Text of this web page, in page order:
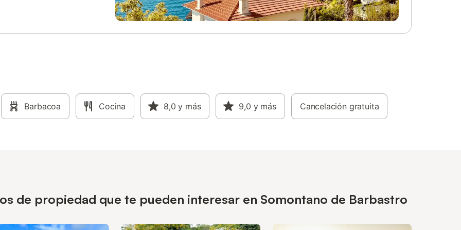
pertenencias. En el exterior, una terraza
ofrece un lugar para disfrutar del aire
libre. Se admiten mascotas en la
propiedad y se pueden proporcionar
localidad. Tenga en cuenta que se
observan horarios de silencio para
mantener un ambiente tranquilo para
Barbacoa Cocina 8,0 y más 9,0 y más Cancelación gratuita
de propiedad que te pueden interesar en Somontano de Barbastro